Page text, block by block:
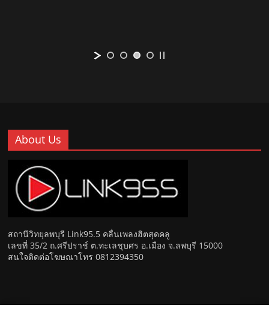
About Us
สถานีวิทยุลพบุรี Link95.5 คลื่นเพลงฮิตสุดคลู
เลขที่ 35/2 ถ.ศรีปราช์ ต.ทะเลชุบศร อ.เมือง จ.ลพบุรี 15000
สนใจติดต่อโฆษณาโทร 0812394350